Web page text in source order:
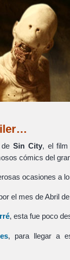
deSin City, el film
cómics del
ocasiones a
el mes de Abril
, esta fue poco
, para llegar a